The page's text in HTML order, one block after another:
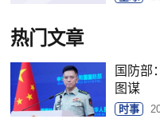
热门文章
国防部
图谋
时事